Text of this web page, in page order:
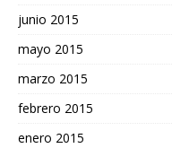
junio 2015
mayo 2015
marzo 2015
febrero 2015
enero 2015